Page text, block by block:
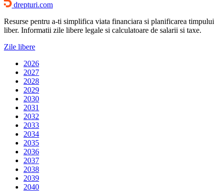
drepturi.com
Resurse pentru a-ti simplifica viata financiara si planificarea timpului
liber. Informatii zile libere legale si calculatoare de salarii si taxe.
Zile libere
2026
2027
2028
2029
2030
2031
2032
2033
2034
2035
2036
2037
2038
2039
2040